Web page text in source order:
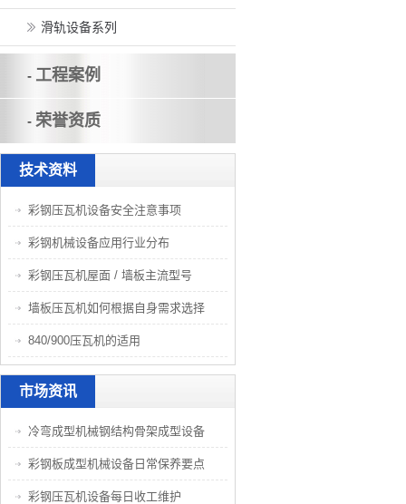
滑轨设备系列
- 工程案例
- 荣誉资质
技术资料
彩钢压瓦机设备安全注意事项
彩钢机械设备应用行业分布
彩钢压瓦机屋面 / 墙板主流型号
墙板压瓦机如何根据自身需求选择
840/900压瓦机的适用
市场资讯
冷弯成型机械钢结构骨架成型设备
彩钢板成型机械设备日常保养要点
彩钢压瓦机设备每日收工维护